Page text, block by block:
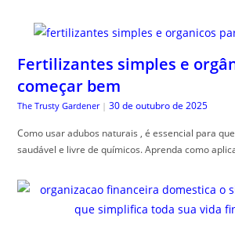
Fertilizantes simples e
começar bem
The Trusty Gardener | 30 de outubro de 2025
Como usar adubos naturais , é essencial para
saudável e livre de químicos. Aprenda como